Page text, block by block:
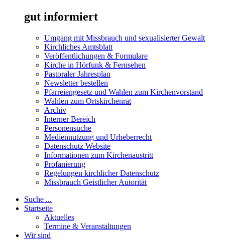
gut informiert
Umgang mit Missbrauch und sexualisierter Gewalt
Kirchliches Amtsblatt
Veröffentlichungen & Formulare
Kirche in Hörfunk & Fernsehen
Pastoraler Jahresplan
Newsletter bestellen
Pfarreiengesetz und Wahlen zum Kirchenvorstand
Wahlen zum Ortskirchenrat
Archiv
Interner Bereich
Personensuche
Mediennutzung und Urheberrecht
Datenschutz Website
Informationen zum Kirchenaustritt
Profanierung
Regelungen kirchlicher Datenschutz
Missbrauch Geistlicher Autorität
Suche ...
Startseite
Aktuelles
Termine & Veranstaltungen
Wir sind